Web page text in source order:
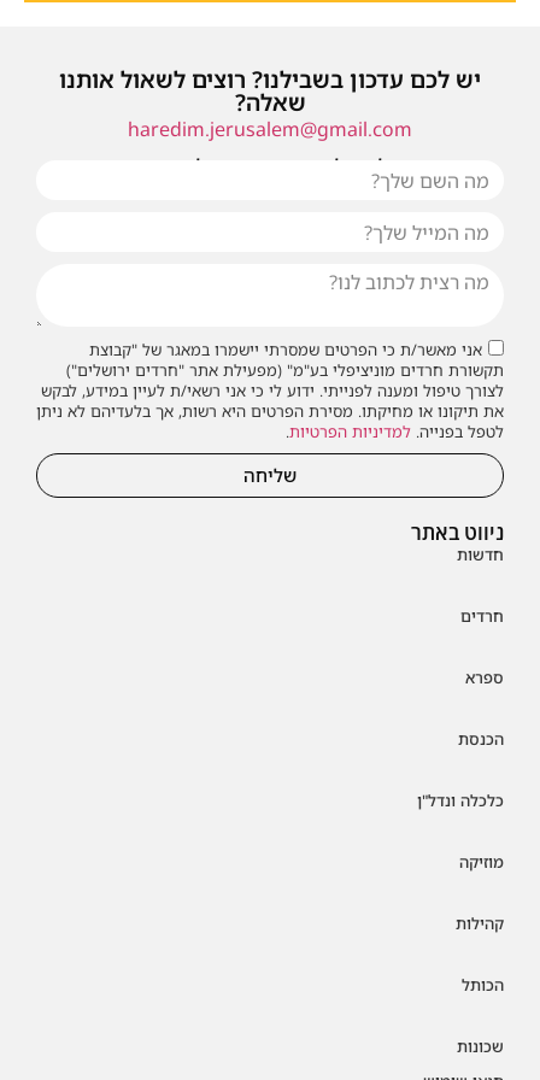
ניווט באתר
חדשות
חרדים
ספרא
הכנסת
כלכלה ונדל"ן
מוזיקה
קהילות
הכותל
שכונות
יש לכם עדכון בשבילנו? רוצים לשאול אותנו
שאלה?
haredim.jerusalem@gmail.com
או שילחו אלינו פנייה ונחזור אליכם בהקדם
אני מאשר/ת כי הפרטים שמסרתי יישמרו במאגר של "קבוצת
תקשורת חרדים מוניציפלי בע"מ" (מפעילת אתר "חרדים ירושלים")
לצורך טיפול ומענה לפנייתי. ידוע לי כי אני רשאי/ת לעיין במידע, לבקש
את תיקונו או מחיקתו. מסירת הפרטים היא רשות, אך בלעדיהם לא ניתן
לטפל בפנייה. למדיניות הפרטיות.
שליחה